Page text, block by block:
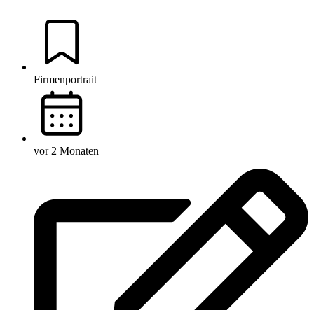
Firmenportrait
vor 2 Monaten